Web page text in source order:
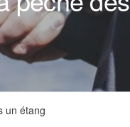
un étang